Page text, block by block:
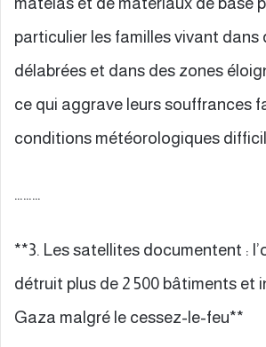
particulier les familles vivant dans
délabrées et dans des zones
ce qui aggrave leurs souffrances
conditions météorologiques
………
**3. Les satellites documentent :
détruit plus de 2 500 bâtiments et
Gaza malgré le cessez-le-feu**